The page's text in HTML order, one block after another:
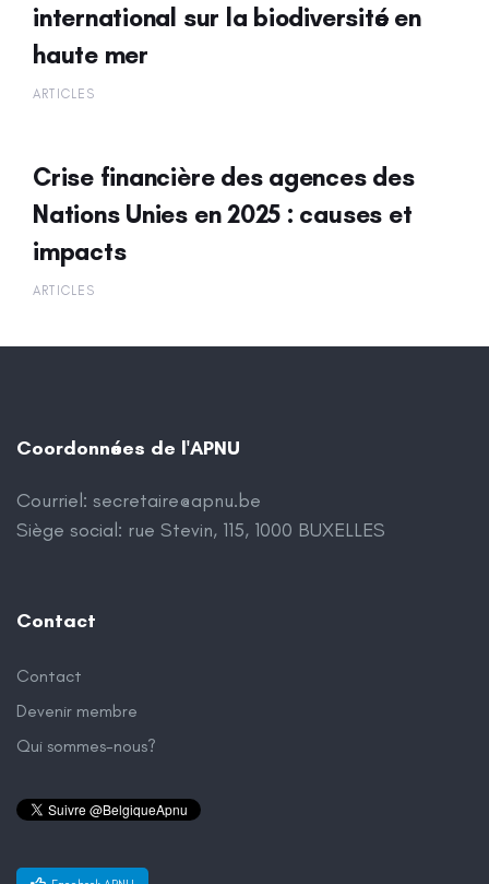
international sur la biodiversité en
haute mer
ARTICLES
Crise financière des agences des
Nations Unies en 2025 : causes et
impacts
ARTICLES
Coordonnées de l'APNU
Courriel: secretaire@apnu.be
Siège social: rue Stevin, 115, 1000 BUXELLES
Contact
Contact
Devenir membre
Qui sommes-nous?